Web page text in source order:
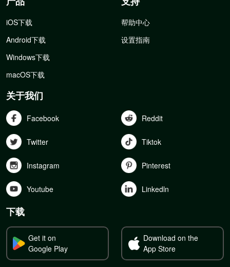
iOS下载
Android下载
Windows下载
macOS下载
帮助中心
设置指南
关于我们
Facebook Reddit
Twitter Tiktok
Instagram Pinterest
Youtube Linkedln
下载
Get it on
Google Play
Download on the
App Store